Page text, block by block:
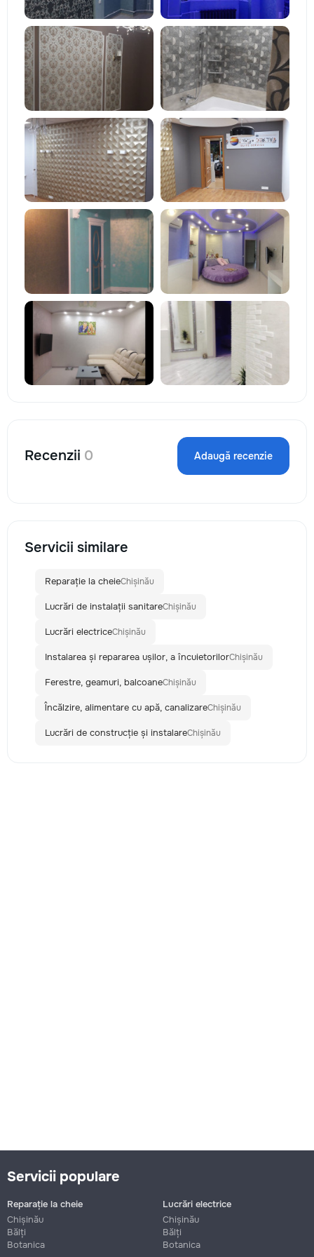
Recenzii 0 Adaugă recenzie
Servicii similare
Reparație la cheieChișinău
Lucrări de instalații sanitareChișinău
Lucrări electriceChișinău
Instalarea și repararea ușilor, a încuietorilorChișinău
Ferestre, geamuri, balcoaneChișinău
Încălzire, alimentare cu apă, canalizareChișinău
Lucrări de construcție și instalareChișinău
Servicii populare
Reparație la cheie
Chișinău
Bălți
Botanica
Lucrări electrice
Chișinău
Bălți
Botanica